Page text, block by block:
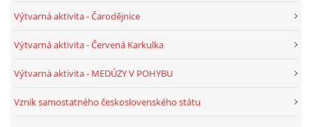
Výtvarná aktivita - Čarodějnice
Výtvarná aktivita - Červená Karkulka
Výtvarná aktivita - MEDÚZY V POHYBU
Vznik samostatného československého státu